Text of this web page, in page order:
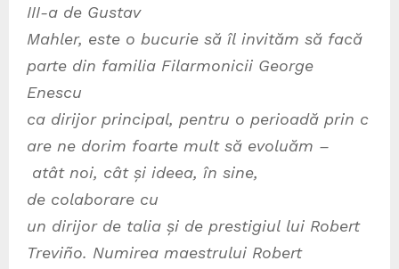
III-a de Gustav
Mahler, este o bucurie să îl invităm să facă
parte din familia Filarmonicii George
Enescu
ca dirijor principal, pentru o perioadă prin c
are ne dorim foarte mult să evoluăm –
atât noi, cât și ideea, în sine,
de colaborare cu
un dirijor de talia și de prestigiul lui Robert
Treviño. Numirea maestrului Robert